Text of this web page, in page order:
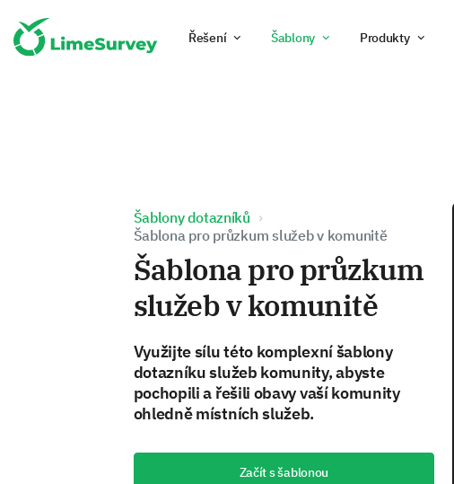
Řešení Šablony Produkty
Šablony dotazníků
Šablona pro průzkum služeb v komunitě
Šablona pro průzkum
služeb v komunitě
Využijte sílu této komplexní šablony
dotazníku služeb komunity, abyste
pochopili a řešili obavy vaší komunity
ohledně místních služeb.
Začít s šablonou